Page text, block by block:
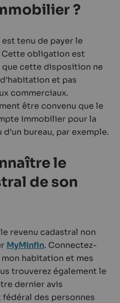
?
tenu de payer le
obligation est
que cette disposition ne
et pas
commerciaux.
être convenu que le
immobilier pour la
bureau, par exemple.
le
de son
revenu cadastral non
MyMinfin. Connectez-
habitation et mes
trouverez également le
dernier avis
fédéral des personnes